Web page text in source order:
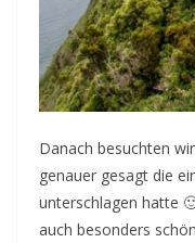
Danach besuchten
genauer gesagt die
unterschlagen hatte
auch besonders